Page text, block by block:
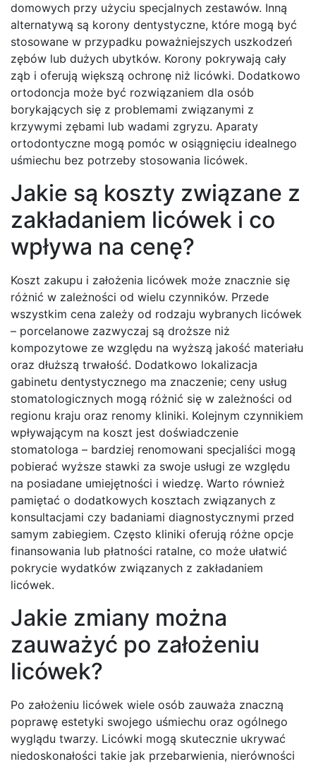
domowych przy użyciu specjalnych zestawów. Inną
alternatywą są korony dentystyczne, które mogą być
stosowane w przypadku poważniejszych uszkodzeń
zębów lub dużych ubytków. Korony pokrywają cały
ząb i oferują większą ochronę niż licówki. Dodatkowo
ortodoncja może być rozwiązaniem dla osób
borykających się z problemami związanymi z
krzywymi zębami lub wadami zgryzu. Aparaty
ortodontyczne mogą pomóc w osiągnięciu idealnego
uśmiechu bez potrzeby stosowania licówek.
Jakie są koszty związane z
zakładaniem licówek i co
wpływa na cenę?
Koszt zakupu i założenia licówek może znacznie się
różnić w zależności od wielu czynników. Przede
wszystkim cena zależy od rodzaju wybranych licówek
– porcelanowe zazwyczaj są droższe niż
kompozytowe ze względu na wyższą jakość materiału
oraz dłuższą trwałość. Dodatkowo lokalizacja
gabinetu dentystycznego ma znaczenie; ceny usług
stomatologicznych mogą różnić się w zależności od
regionu kraju oraz renomy kliniki. Kolejnym czynnikiem
wpływającym na koszt jest doświadczenie
stomatologa – bardziej renomowani specjaliści mogą
pobierać wyższe stawki za swoje usługi ze względu
na posiadane umiejętności i wiedzę. Warto również
pamiętać o dodatkowych kosztach związanych z
konsultacjami czy badaniami diagnostycznymi przed
samym zabiegiem. Często kliniki oferują różne opcje
finansowania lub płatności ratalne, co może ułatwić
pokrycie wydatków związanych z zakładaniem
licówek.
Jakie zmiany można
zauważyć po założeniu
licówek?
Po założeniu licówek wiele osób zauważa znaczną
poprawę estetyki swojego uśmiechu oraz ogólnego
wyglądu twarzy. Licówki mogą skutecznie ukrywać
niedoskonałości takie jak przebarwienia, nierówności